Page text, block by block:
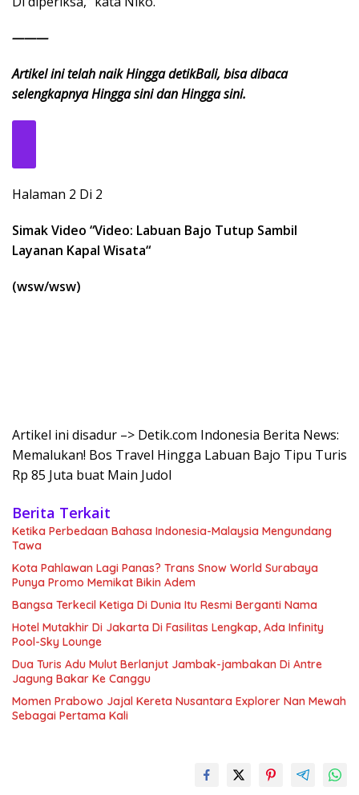
———
Artikel ini telah naik Hingga detikBali, bisa dibaca
selengkapnya Hingga sini dan Hingga sini.
Halaman 2 Di 2
Simak Video “Video: Labuan Bajo Tutup Sambil
Layanan Kapal Wisata“
(wsw/wsw)
Artikel ini disadur –> Detik.com Indonesia Berita News:
Memalukan! Bos Travel Hingga Labuan Bajo Tipu Turis
Rp 85 Juta buat Main Judol
Berita Terkait
Ketika Perbedaan Bahasa Indonesia-Malaysia Mengundang
Tawa
Kota Pahlawan Lagi Panas? Trans Snow World Surabaya
Punya Promo Memikat Bikin Adem
Bangsa Terkecil Ketiga Di Dunia Itu Resmi Berganti Nama
Hotel Mutakhir Di Jakarta Di Fasilitas Lengkap, Ada Infinity
Pool-Sky Lounge
Dua Turis Adu Mulut Berlanjut Jambak-jambakan Di Antre
Jagung Bakar Ke Canggu
Momen Prabowo Jajal Kereta Nusantara Explorer Nan Mewah
Sebagai Pertama Kali